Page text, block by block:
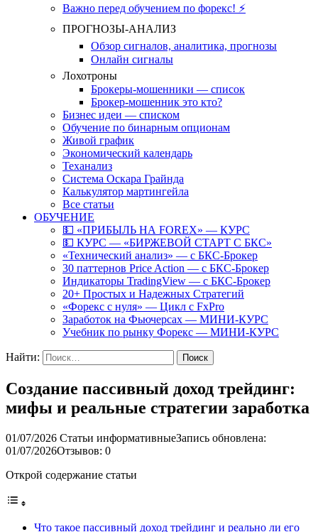
Важно перед обучением по форекс! ⚡
ПРОГНОЗЫ-АНАЛИЗ
Обзор сигналов, аналитика, прогнозы
Онлайн сигналы
Лохотроны
Брокеры-мошенники — список
Брокер-мошенник это кто?
Бизнес идеи — списком
Обучение по бинарным опционам
Живой график
Экономический календарь
Теханализ
Система Оскара Грайнда
Калькулятор мартингейла
Все статьи
ОБУЧЕНИЕ
💵 «ПРИБЫЛЬ НА FOREX» — КУРС
💵 КУРС — «БИРЖЕВОЙ СТАРТ С БКС»
«Технический анализ» — с БКС-Брокер
30 паттернов Price Action — с БКС-Брокер
Индикаторы TradingView — с БКС-Брокер
20+ Простых и Надежных Стратегий
«Форекс с нуля» — Цикл с FxPro
Заработок на Фьючерсах — МИНИ-КУРС
Учебник по рынку Форекс — МИНИ-КУРС
Найти:
Создание пассивный доход трейдинг:
мифы и реальные стратегии заработка
01/07/2026 Статьи информативныеЗапись обновлена:
01/07/2026Отзывов: 0
Открой содержание статьи
Что такое пассивный доход трейдинг и реально ли его